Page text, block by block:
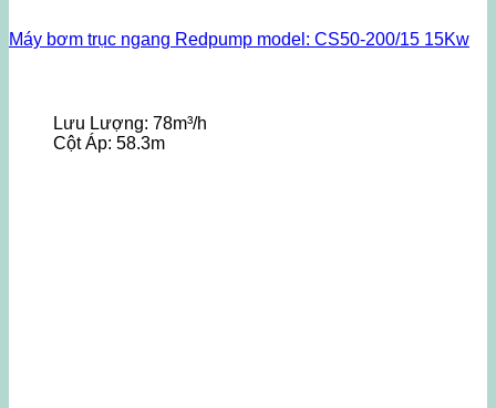
Máy bơm trục ngang Redpump model: CS50-200/15 15Kw
Lưu Lượng: 78m³/h
Cột Áp: 58.3m